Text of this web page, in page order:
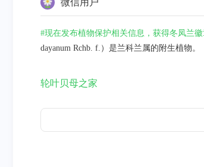
#现在发布植物保护相关信息，获得冬凤兰徽
dayanum Rchb. f.）是兰科兰属的附生植物。
轮叶贝母之家